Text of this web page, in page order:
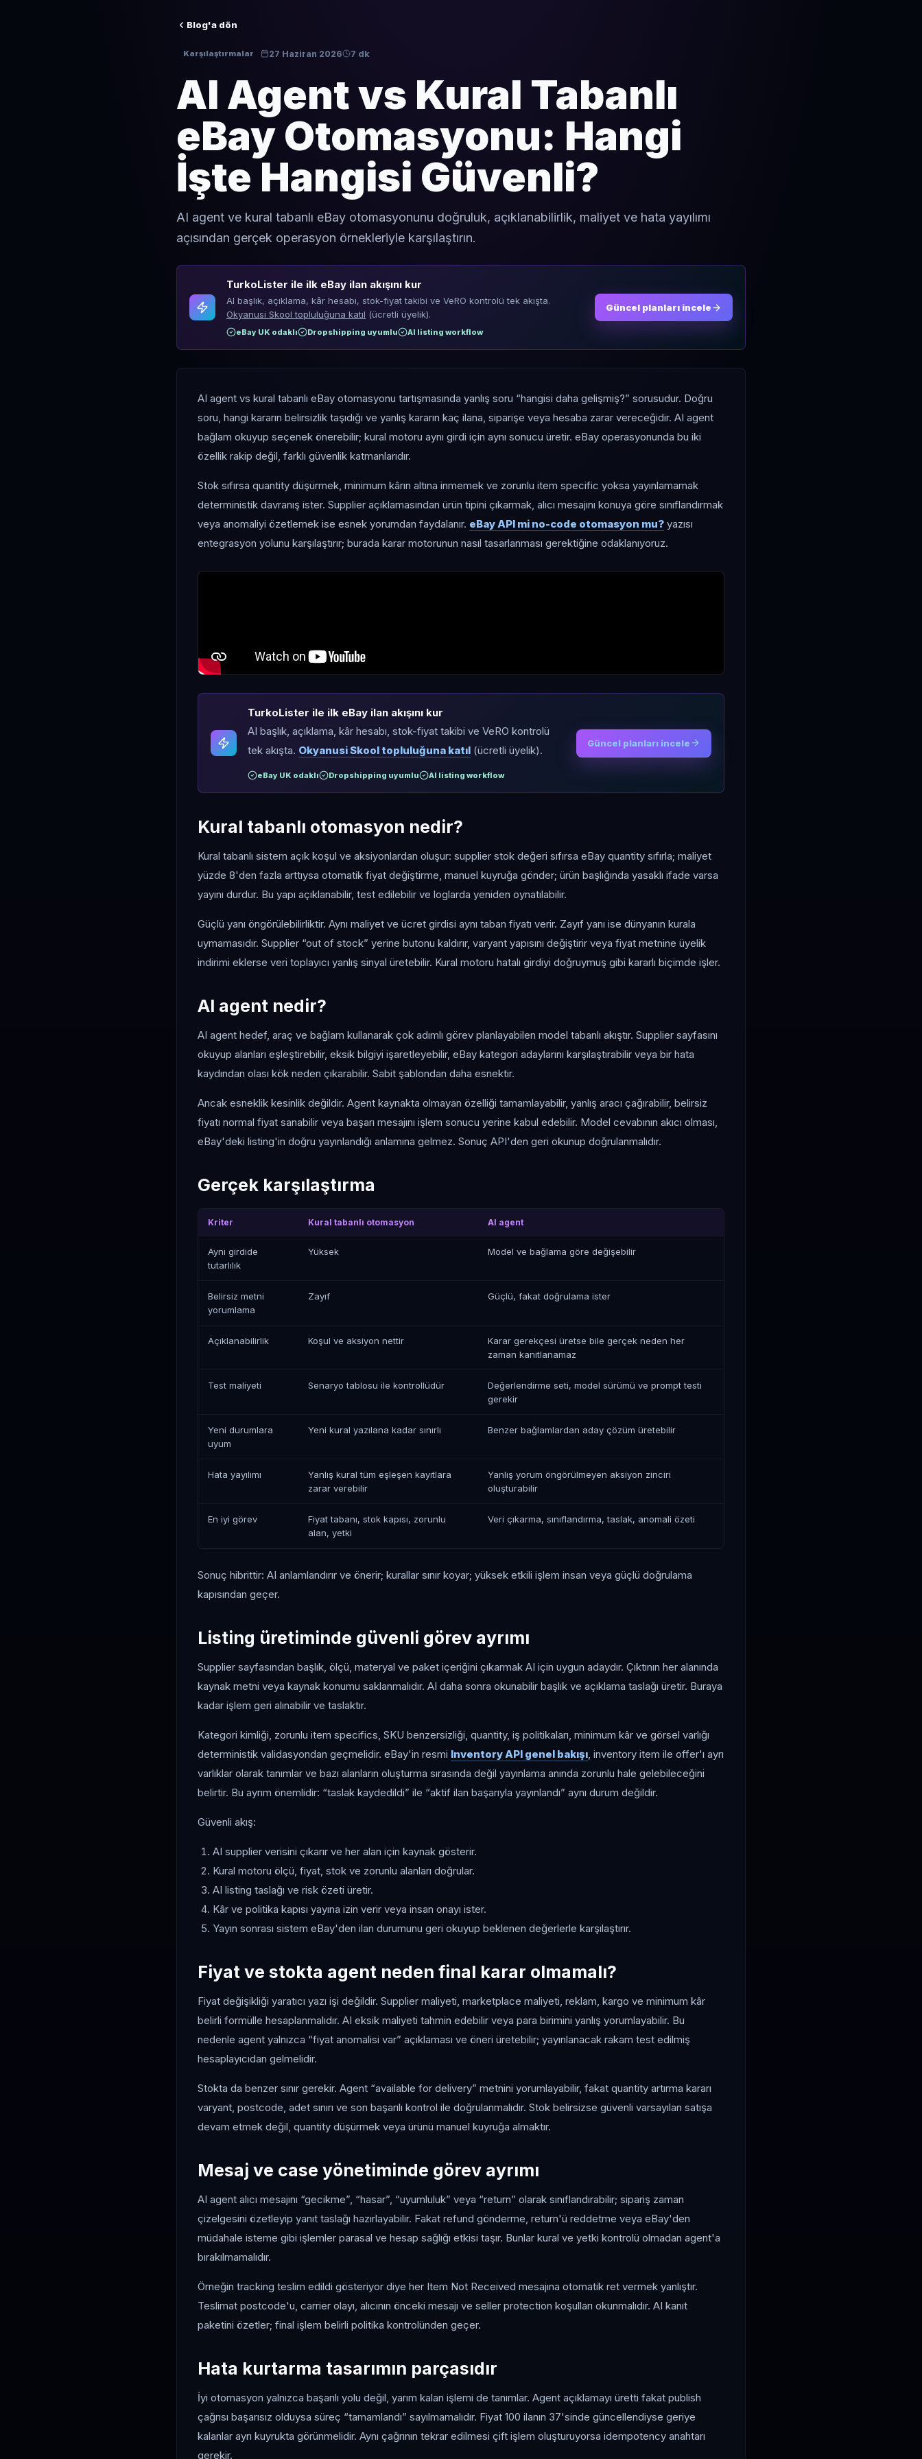
Blog'a dön
Karşılaştırmalar 27 Haziran 2026 7 dk
AI Agent vs Kural Tabanlı
eBay Otomasyonu: Hangi
İşte Hangisi Güvenli?
AI agent ve kural tabanlı eBay otomasyonunu doğruluk, açıklanabilirlik, maliyet ve hata yayılımı
açısından gerçek operasyon örnekleriyle karşılaştırın.
TurkoLister ile ilk eBay ilan akışını kur
AI başlık, açıklama, kâr hesabı, stok-fiyat takibi ve VeRO kontrolü tek akışta.
Okyanusi Skool topluluğuna katıl (ücretli üyelik).
eBay UK odaklı Dropshipping uyumlu AI listing workflow
Güncel planları incele
AI agent vs kural tabanlı eBay otomasyonu tartışmasında yanlış soru “hangisi daha gelişmiş?” sorusudur. Doğru
soru, hangi kararın belirsizlik taşıdığı ve yanlış kararın kaç ilana, siparişe veya hesaba zarar vereceğidir. AI agent
bağlam okuyup seçenek önerebilir; kural motoru aynı girdi için aynı sonucu üretir. eBay operasyonunda bu iki
özellik rakip değil, farklı güvenlik katmanlarıdır.
Stok sıfırsa quantity düşürmek, minimum kârın altına inmemek ve zorunlu item specific yoksa yayınlamamak
deterministik davranış ister. Supplier açıklamasından ürün tipini çıkarmak, alıcı mesajını konuya göre sınıflandırmak
veya anomaliyi özetlemek ise esnek yorumdan faydalanır. eBay API mi no-code otomasyon mu? yazısı
entegrasyon yolunu karşılaştırır; burada karar motorunun nasıl tasarlanması gerektiğine odaklanıyoruz.
TurkoLister ile ilk eBay ilan akışını kur
AI başlık, açıklama, kâr hesabı, stok-fiyat takibi ve VeRO kontrolü
tek akışta. Okyanusi Skool topluluğuna katıl (ücretli üyelik).
eBay UK odaklı Dropshipping uyumlu AI listing workflow
Güncel planları incele
Kural tabanlı otomasyon nedir?
Kural tabanlı sistem açık koşul ve aksiyonlardan oluşur: supplier stok değeri sıfırsa eBay quantity sıfırla; maliyet
yüzde 8'den fazla arttıysa otomatik fiyat değiştirme, manuel kuyruğa gönder; ürün başlığında yasaklı ifade varsa
yayını durdur. Bu yapı açıklanabilir, test edilebilir ve loglarda yeniden oynatılabilir.
Güçlü yanı öngörülebilirliktir. Aynı maliyet ve ücret girdisi aynı taban fiyatı verir. Zayıf yanı ise dünyanın kurala
uymamasıdır. Supplier “out of stock” yerine butonu kaldırır, varyant yapısını değiştirir veya fiyat metnine üyelik
indirimi eklerse veri toplayıcı yanlış sinyal üretebilir. Kural motoru hatalı girdiyi doğruymuş gibi kararlı biçimde işler.
AI agent nedir?
AI agent hedef, araç ve bağlam kullanarak çok adımlı görev planlayabilen model tabanlı akıştır. Supplier sayfasını
okuyup alanları eşleştirebilir, eksik bilgiyi işaretleyebilir, eBay kategori adaylarını karşılaştırabilir veya bir hata
kaydından olası kök neden çıkarabilir. Sabit şablondan daha esnektir.
Ancak esneklik kesinlik değildir. Agent kaynakta olmayan özelliği tamamlayabilir, yanlış aracı çağırabilir, belirsiz
fiyatı normal fiyat sanabilir veya başarı mesajını işlem sonucu yerine kabul edebilir. Model cevabının akıcı olması,
eBay'deki listing'in doğru yayınlandığı anlamına gelmez. Sonuç API'den geri okunup doğrulanmalıdır.
Gerçek karşılaştırma
Kriter Kural tabanlı otomasyon AI agent
Aynı girdide
tutarlılık
Yüksek Model ve bağlama göre değişebilir
Belirsiz metni
yorumlama
Zayıf Güçlü, fakat doğrulama ister
Açıklanabilirlik Koşul ve aksiyon nettir
Karar gerekçesi üretse bile gerçek neden her
zaman kanıtlanamaz
Test maliyeti Senaryo tablosu ile kontrollüdür
Değerlendirme seti, model sürümü ve prompt testi
gerekir
Yeni durumlara
uyum
Yeni kural yazılana kadar sınırlı Benzer bağlamlardan aday çözüm üretebilir
Hata yayılımı
Yanlış kural tüm eşleşen kayıtlara
zarar verebilir
Yanlış yorum öngörülmeyen aksiyon zinciri
oluşturabilir
En iyi görev
Fiyat tabanı, stok kapısı, zorunlu
alan, yetki
Veri çıkarma, sınıflandırma, taslak, anomali özeti
Sonuç hibrittir: AI anlamlandırır ve önerir; kurallar sınır koyar; yüksek etkili işlem insan veya güçlü doğrulama
kapısından geçer.
Listing üretiminde güvenli görev ayrımı
Supplier sayfasından başlık, ölçü, materyal ve paket içeriğini çıkarmak AI için uygun adaydır. Çıktının her alanında
kaynak metni veya kaynak konumu saklanmalıdır. AI daha sonra okunabilir başlık ve açıklama taslağı üretir. Buraya
kadar işlem geri alınabilir ve taslaktır.
Kategori kimliği, zorunlu item specifics, SKU benzersizliği, quantity, iş politikaları, minimum kâr ve görsel varlığı
deterministik validasyondan geçmelidir. eBay'in resmi Inventory API genel bakışı, inventory item ile offer'ı ayrı
varlıklar olarak tanımlar ve bazı alanların oluşturma sırasında değil yayınlama anında zorunlu hale gelebileceğini
belirtir. Bu ayrım önemlidir: “taslak kaydedildi” ile “aktif ilan başarıyla yayınlandı” aynı durum değildir.
Güvenli akış:
AI supplier verisini çıkarır ve her alan için kaynak gösterir.
Kural motoru ölçü, fiyat, stok ve zorunlu alanları doğrular.
AI listing taslağı ve risk özeti üretir.
Kâr ve politika kapısı yayına izin verir veya insan onayı ister.
Yayın sonrası sistem eBay'den ilan durumunu geri okuyup beklenen değerlerle karşılaştırır.
Fiyat ve stokta agent neden final karar olmamalı?
Fiyat değişikliği yaratıcı yazı işi değildir. Supplier maliyeti, marketplace maliyeti, reklam, kargo ve minimum kâr
belirli formülle hesaplanmalıdır. AI eksik maliyeti tahmin edebilir veya para birimini yanlış yorumlayabilir. Bu
nedenle agent yalnızca “fiyat anomalisi var” açıklaması ve öneri üretebilir; yayınlanacak rakam test edilmiş
hesaplayıcıdan gelmelidir.
Stokta da benzer sınır gerekir. Agent “available for delivery” metnini yorumlayabilir, fakat quantity artırma kararı
varyant, postcode, adet sınırı ve son başarılı kontrol ile doğrulanmalıdır. Stok belirsizse güvenli varsayılan satışa
devam etmek değil, quantity düşürmek veya ürünü manuel kuyruğa almaktır.
Mesaj ve case yönetiminde görev ayrımı
AI agent alıcı mesajını “gecikme”, “hasar”, “uyumluluk” veya “return” olarak sınıflandırabilir; sipariş zaman
çizelgesini özetleyip yanıt taslağı hazırlayabilir. Fakat refund gönderme, return'ü reddetme veya eBay'den
müdahale isteme gibi işlemler parasal ve hesap sağlığı etkisi taşır. Bunlar kural ve yetki kontrolü olmadan agent'a
bırakılmamalıdır.
Örneğin tracking teslim edildi gösteriyor diye her Item Not Received mesajına otomatik ret vermek yanlıştır.
Teslimat postcode'u, carrier olayı, alıcının önceki mesajı ve seller protection koşulları okunmalıdır. AI kanıt
paketini özetler; final işlem belirli politika kontrolünden geçer.
Hata kurtarma tasarımın parçasıdır
İyi otomasyon yalnızca başarılı yolu değil, yarım kalan işlemi de tanımlar. Agent açıklamayı üretti fakat publish
çağrısı başarısız olduysa süreç “tamamlandı” sayılmamalıdır. Fiyat 100 ilanın 37'sinde güncellendiyse geriye
kalanlar ayrı kuyrukta görünmelidir. Aynı çağrının tekrar edilmesi çift işlem oluşturuyorsa idempotency anahtarı
gerekir.